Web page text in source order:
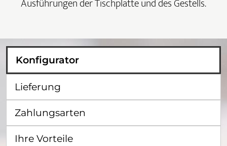
Ausführungen der Tischplatte und des Gestells.
Konfigurator
Lieferung
Zahlungsarten
Ihre Vorteile